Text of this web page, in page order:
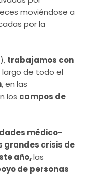
moviéndose a
por la
trabajamos con
largo de todo el
, en las
los campos de
médico-
grandes crisis de
año,las
de personas